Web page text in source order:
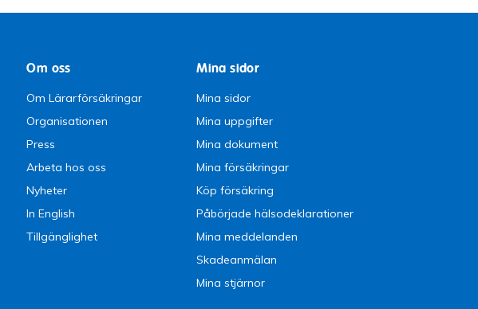
Om oss
Om Lärarförsäkringar
Organisationen
Press
Arbeta hos oss
Nyheter
In English
Tillgänglighet
Mina sidor
Mina sidor
Mina uppgifter
Mina dokument
Mina försäkringar
Köp försäkring
Påbörjade hälsodeklarationer
Mina meddelanden
Skadeanmälan
Mina stjärnor